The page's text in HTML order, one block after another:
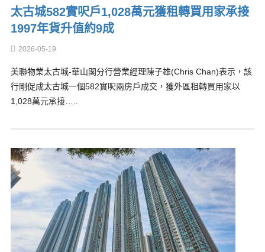
太古城582實呎戶1,028萬元獲租轉買用家承接
1997年貨升值約9成
2026-05-19
美聯物業太古城-華山閣分行營業經理陳子雄(Chris Chan)表示，該
行剛促成太古城一個582實呎兩房戶成交，獲外區租轉買用家以
1,028萬元承接…..